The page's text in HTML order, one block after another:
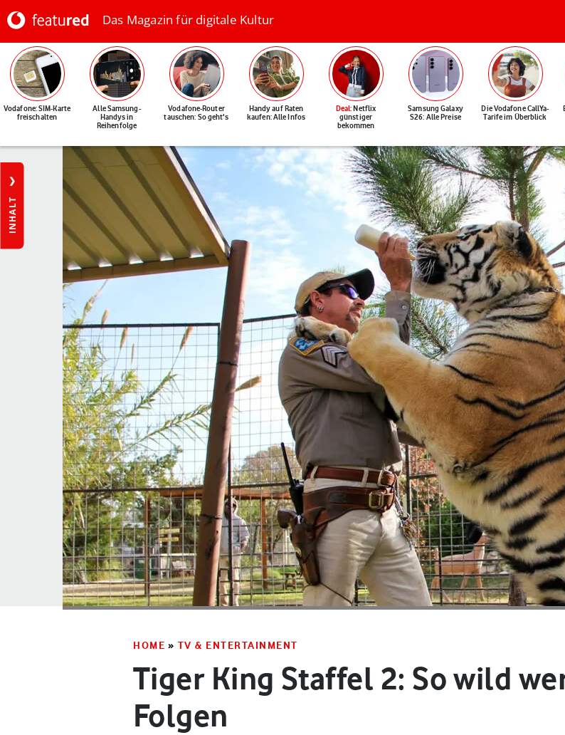
Das Magazin für digitale Kultur
Vodafone: SIM-Karte
freischalten
Alle Samsung-
Handys in
Reihenfolge
Vodafone-Router
tauschen: So geht's
Handy auf Raten
kaufen: Alle Infos
Deal: Netflix
günstiger
bekommen
Samsung Galaxy
S26: Alle Preise
Die Vodafone CallYa-
Tarife im Überblick
INHALT
HOME » TV & ENTERTAINMENT
Tiger King Staffel 2: So wild
Folgen